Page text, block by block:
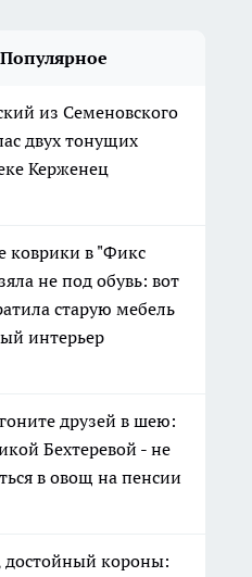
Популярное
из Семеновского
двух тонущих
Керженец
коврики в "Фикс
не под обувь: вот
старую мебель
интерьер
друзей в шею:
Бехтеревой - не
в овощ на пенсии
короны: